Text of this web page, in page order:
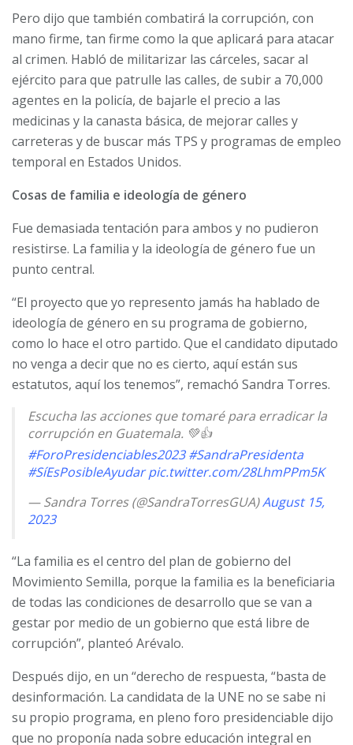
Pero dijo que también combatirá la corrupción, con
mano firme, tan firme como la que aplicará para atacar
al crimen. Habló de militarizar las cárceles, sacar al
ejército para que patrulle las calles, de subir a 70,000
agentes en la policía, de bajarle el precio a las
medicinas y la canasta básica, de mejorar calles y
carreteras y de buscar más TPS y programas de empleo
temporal en Estados Unidos.
Cosas de familia e ideología de género
Fue demasiada tentación para ambos y no pudieron
resistirse. La familia y la ideología de género fue un
punto central.
“El proyecto que yo represento jamás ha hablado de
ideología de género en su programa de gobierno,
como lo hace el otro partido. Que el candidato diputado
no venga a decir que no es cierto, aquí están sus
estatutos, aquí los tenemos”, remachó Sandra Torres.
Escucha las acciones que tomaré para erradicar la
corrupción en Guatemala. 💚👍
#ForoPresidenciables2023 #SandraPresidenta
#SíEsPosibleAyudar pic.twitter.com/28LhmPPm5K
— Sandra Torres (@SandraTorresGUA)August 15,
2023
“La familia es el centro del plan de gobierno del
Movimiento Semilla, porque la familia es la beneficiaria
de todas las condiciones de desarrollo que se van a
gestar por medio de un gobierno que está libre de
corrupción”, planteó Arévalo.
Después dijo, en un “derecho de respuesta, “basta de
desinformación. La candidata de la UNE no se sabe ni
su propio programa, en pleno foro presidenciable dijo
que no proponía nada sobre educación integral en